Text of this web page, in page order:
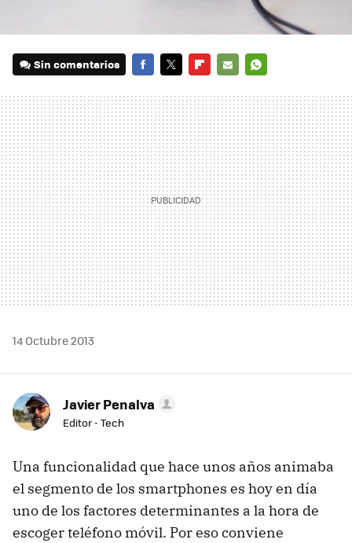
Sin comentarios
MAIL
14 Octubre 2013
Javier Penalva
Editor - Tech
Una funcionalidad que hace unos años animaba
el segmento de los smartphones es hoy en día
uno de los factores determinantes a la hora de
escoger teléfono móvil. Por eso conviene